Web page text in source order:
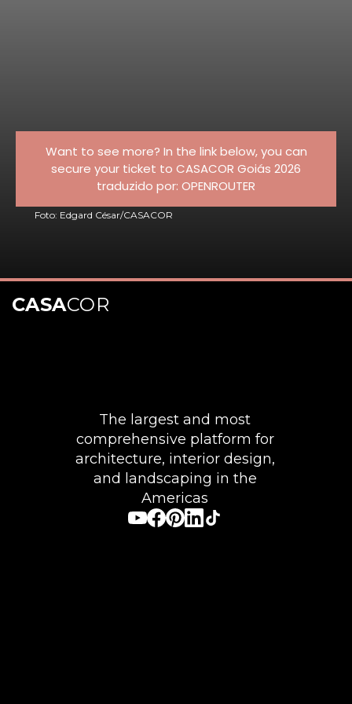
Want to see more? In the link below, you can
secure your ticket to CASACOR Goiás 2026
traduzido por: OPENROUTER
Foto: Edgard César/CASACOR
Openinghttps://appcasacor.com.br/events/goias-2026
The largest and most
comprehensive platform for
architecture, interior design,
and landscaping in the
Americas
CASACOR